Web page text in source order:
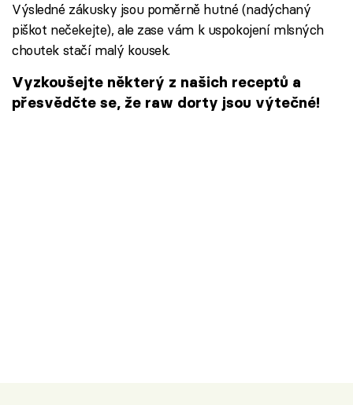
Výsledné zákusky jsou poměrně hutné (nadýchaný
piškot nečekejte), ale zase vám k uspokojení mlsných
choutek stačí malý kousek.
Vyzkoušejte některý z našich receptů a
přesvědčte se, že raw dorty jsou výtečné!